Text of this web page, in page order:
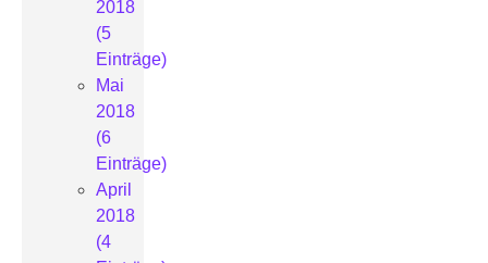
2018
(5
Einträge)
Mai
2018
(6
Einträge)
April
2018
(4